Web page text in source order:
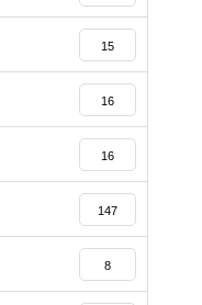
15
16
16
147
8